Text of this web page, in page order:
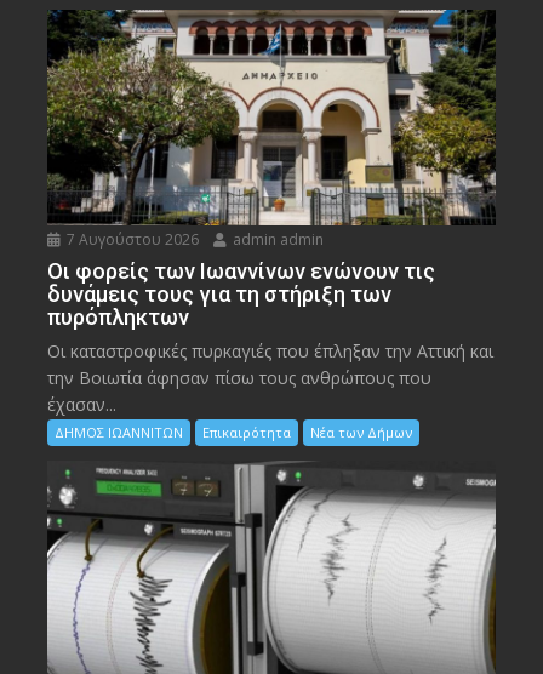
7 Αυγούστου 2026 admin admin
Οι φορείς των Ιωαννίνων ενώνουν τις
δυνάμεις τους για τη στήριξη των
πυρόπληκτων
Οι καταστροφικές πυρκαγιές που έπληξαν την Αττική και
την Bοιωτία άφησαν πίσω τους ανθρώπους που
έχασαν...
ΔΗΜΟΣ ΙΩΑΝΝΙΤΩΝ Επικαιρότητα Νέα των Δήμων